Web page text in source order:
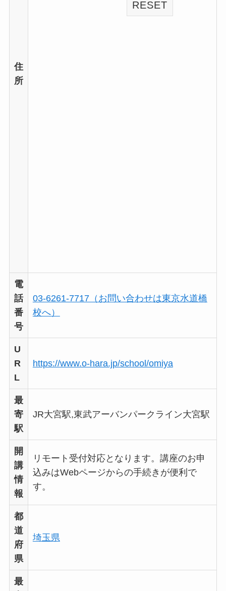
住
所
電
話
番
号
03-6261-7717（お問い合わせは東京水道橋
校へ）
U
R
L
https://www.o-hara.jp/school/omiya
最
寄
駅
JR大宮駅,東武アーバンパークライン大宮駅
開
講
情
報
リモート受付対応となります。講座のお申
込みはWebページからの手続きが便利で
す。
都
道
府
県
埼玉県
最